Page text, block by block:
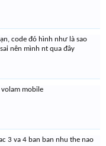
code đó hình như là sao
nên mình nt qua đây
mobile
3 va 4 ban ban nhu the nao